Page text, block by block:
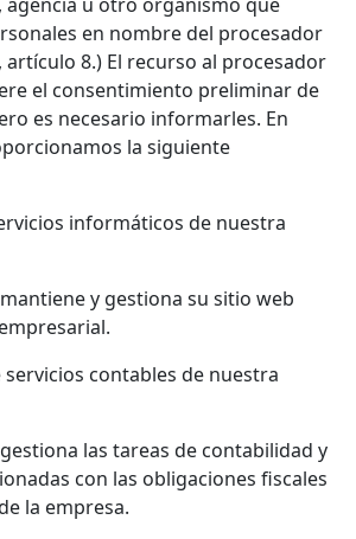
en nombre del procesador
artículo 8.) El recurso al procesador
el consentimiento preliminar de
es necesario informarles. En
la siguiente
informáticos de nuestra
y gestiona su sitio web
contables de nuestra
las tareas de contabilidad y
con las obligaciones fiscales
la empresa.